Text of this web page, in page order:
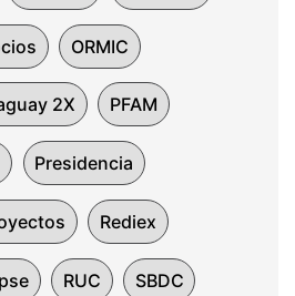
ORMIC
2X PFAM
Presidencia
Rediex
RUC SBDC